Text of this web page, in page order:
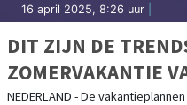
16 april 2025, 8:26 uur
DIT ZIJN DE
ZOMERVAKANTIE
NEDERLAND - De